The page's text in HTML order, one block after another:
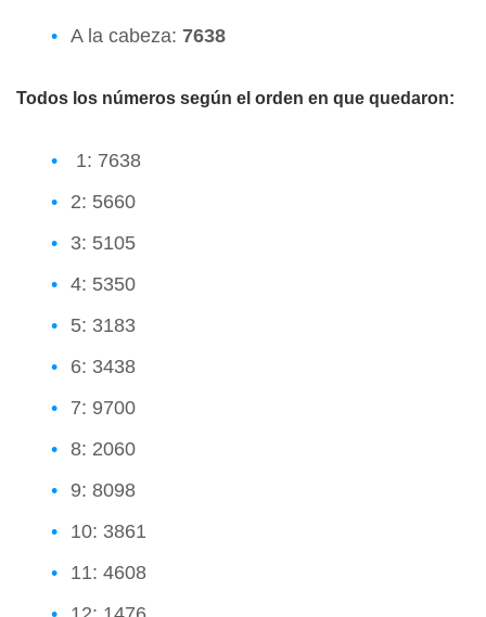
A la cabeza: 7638
Todos los números según el orden en que quedaron:
1: 7638
2: 5660
3: 5105
4: 5350
5: 3183
6: 3438
7: 9700
8: 2060
9: 8098
10: 3861
11: 4608